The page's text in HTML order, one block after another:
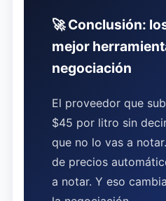
🚀 Conclusión:
mejor
negociación
El proveedor que
$45 por litro sin
que no lo vas a
de precios
a notar. Y eso